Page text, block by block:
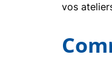
vos